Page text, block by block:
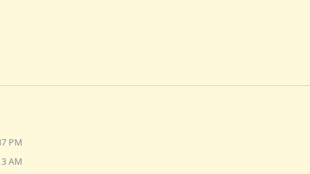
PM
AM